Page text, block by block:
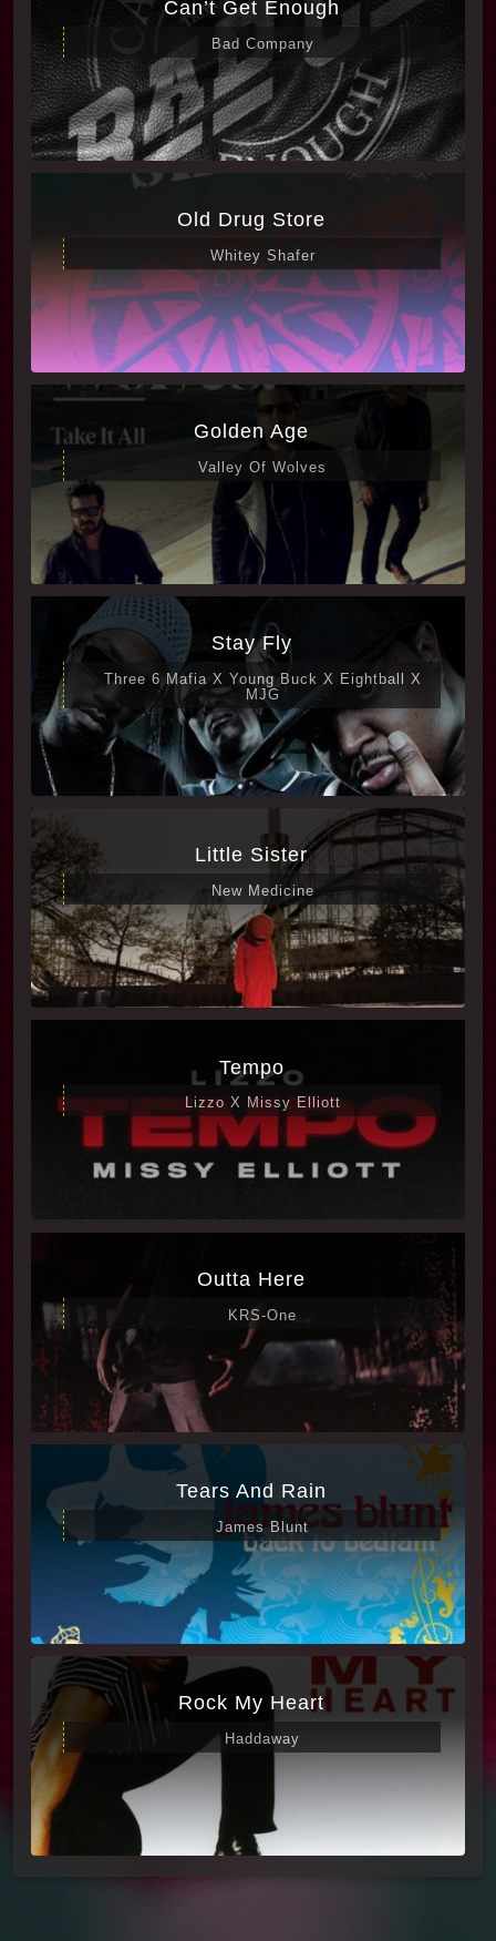
Can’t Get Enough
Bad Company
Old Drug Store
Whitey Shafer
Golden Age
Valley Of Wolves
Stay Fly
Three 6 Mafia X Young Buck X Eightball X
MJG
Little Sister
New Medicine
Tempo
Lizzo X Missy Elliott
Outta Here
KRS-One
Tears And Rain
James Blunt
Rock My Heart
Haddaway